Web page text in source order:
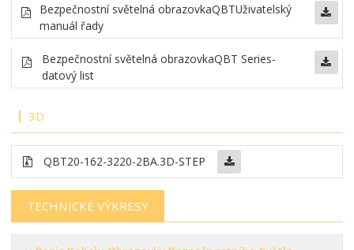
Bezpečnostní světelná obrazovkaQBTUživatelský
manuál řady
Bezpečnostní světelná obrazovkaQBT Series-
datový list
3D
QBT20-162-3220-2BA.3D-STEP
TECHNICKÉ VÝKRESY